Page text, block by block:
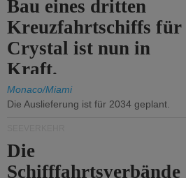
Bau eines dritten
Kreuzfahrtschiffs für
Crystal ist nun in
Kraft.
Monaco/Miami
Die Auslieferung ist für 2034 geplant.
Die
Schifffahrtsverbände